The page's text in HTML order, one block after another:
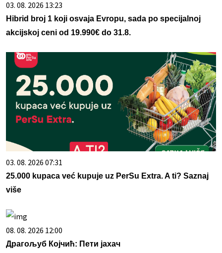
03. 08. 2026 13:23
Hibrid broj 1 koji osvaja Evropu, sada po specijalnoj
akcijskoj ceni od 19.990€ do 31.8.
03. 08. 2026 07:31
25.000 kupaca već kupuje uz PerSu Extra. A ti? Saznaj
više
08. 08. 2026 12:00
Драгољуб Којчић: Пети јахач